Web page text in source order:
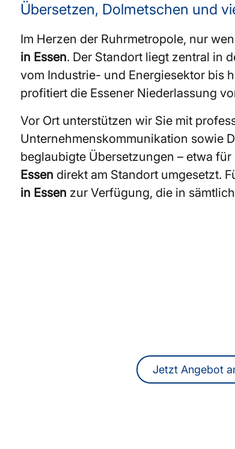
Übersetzen, Dolmetschen und
Im Herzen der Ruhrmetropole, nur
in Essen. Der Standort liegt zentral in
vom Industrie- und Energiesektor bis
profitiert die Essener Niederlassung
Vor Ort unterstützen wir Sie mit
Unternehmenskommunikation sowie
beglaubigte Übersetzungen – etwa
Essen direkt am Standort umgesetzt.
in Essen zur Verfügung, die in
Jetzt Angebot